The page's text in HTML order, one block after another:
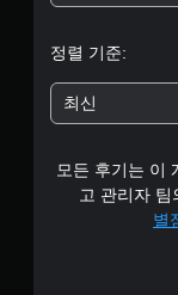
정렬 기준:
최신
모든 후기는 이
고 관리자
별